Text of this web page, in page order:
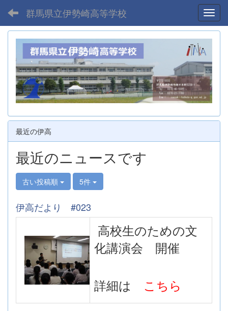
群馬県立伊勢崎高等学校
最近の伊高
最近のニュースです
古い投稿順 5件
伊高だより #023
高校生のための文
化講演会 開催
詳細は こちら